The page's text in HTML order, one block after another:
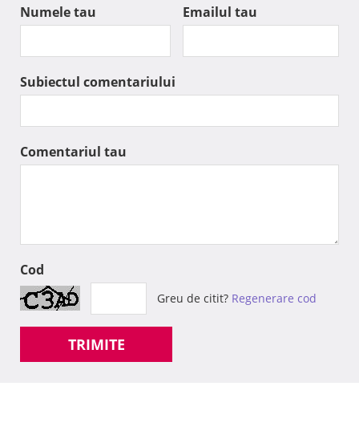
Numele tau Emailul tau
Subiectul comentariului
Comentariul tau
Cod
Greu de citit? Regenerare cod
TRIMITE